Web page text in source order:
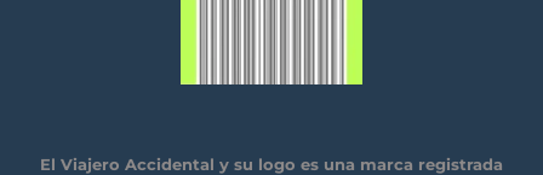
El Viajero Accidental y su logo es una marca registrada